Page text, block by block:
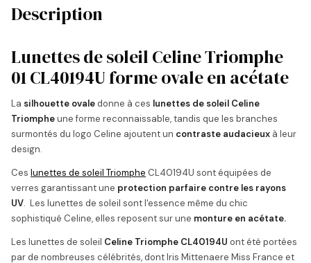
Description
Lunettes de soleil Celine Triomphe
01 CL40194U forme ovale en acétate
La silhouette ovaledonne à ces lunettes de soleil Celine
Triompheune forme reconnaissable, tandis que les branches
surmontés du logo Celine ajoutent un contraste audacieux à leur
design.
Ces lunettes de soleil Triomphe CL40194U sont équipées de
verres garantissant une protection parfaire contre les rayons
UV. Les lunettes de soleil sont l'essence même du chic
sophistiqué Celine, elles reposent sur une monture en acétate.
Les lunettes de soleil Celine Triomphe CL40194U ont été portées
par de nombreuses célébrités, dont Iris Mittenaere Miss France et